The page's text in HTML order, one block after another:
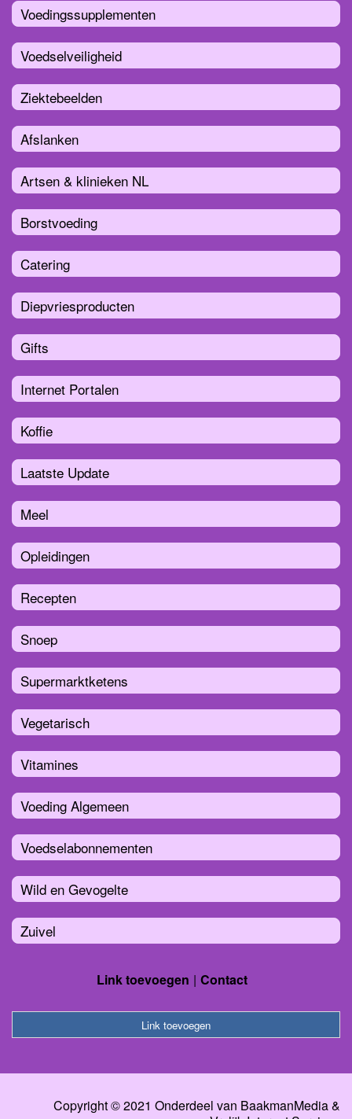
Voedingssupplementen
Voedselveiligheid
Ziektebeelden
Afslanken
Artsen & klinieken NL
Borstvoeding
Catering
Diepvriesproducten
Gifts
Internet Portalen
Koffie
Laatste Update
Meel
Opleidingen
Recepten
Snoep
Supermarktketens
Vegetarisch
Vitamines
Voeding Algemeen
Voedselabonnementen
Wild en Gevogelte
Zuivel
Link toevoegen Contact
Link toevoegen
Copyright © 2021 Onderdeel van BaakmanMedia&